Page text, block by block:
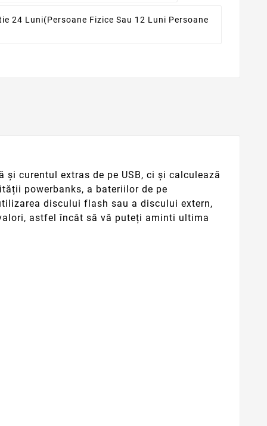
24 Luni(persoane Fizice Sau 12 Luni Persoane
curentul extras de pe USB, ci și calculează
powerbanks, a bateriilor de pe
discului flash sau a discului extern,
astfel încât să vă puteți aminti ultima